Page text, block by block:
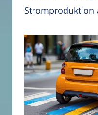
Stromproduktion